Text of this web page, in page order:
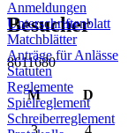
Anmeldungen
Unterschriftenblatt
Matchblätter
Anträge für Anlässe
Statuten
Reglemente
Spielreglement
Schreiberreglement
Besucher
8611680
M
D
3
4